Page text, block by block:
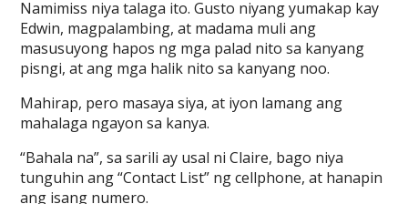
Namimiss niya talaga ito. Gusto niyang yumakap kay
Edwin, magpalambing, at madama muli ang
masusuyong hapos ng mga palad nito sa kanyang
pisngi, at ang mga halik nito sa kanyang noo.
Mahirap, pero masaya siya, at iyon lamang ang
mahalaga ngayon sa kanya.
“Bahala na”, sa sarili ay usal ni Claire, bago niya
tunguhin ang “Contact List” ng cellphone, at hanapin
ang isang numero.